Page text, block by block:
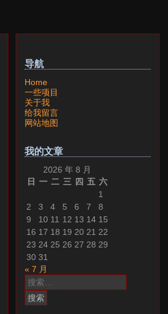
导航
Home
一些项目
关于我
给我留言
网站地图
我的文章
2026 年 8 月
日 一 二 三 四 五 六
1
2
3 4 5 6 7
8
9
10 11 12 13 14 15
16 17 18 19 20 21 22
23 24 25 26 27 28 29
30 31
« 7 月
搜
索：